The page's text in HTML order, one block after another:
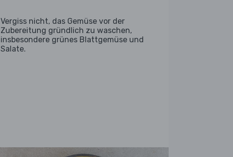
Vergiss nicht, das Gemüse vor der
Zubereitung gründlich zu waschen,
insbesondere grünes Blattgemüse und
Salate.